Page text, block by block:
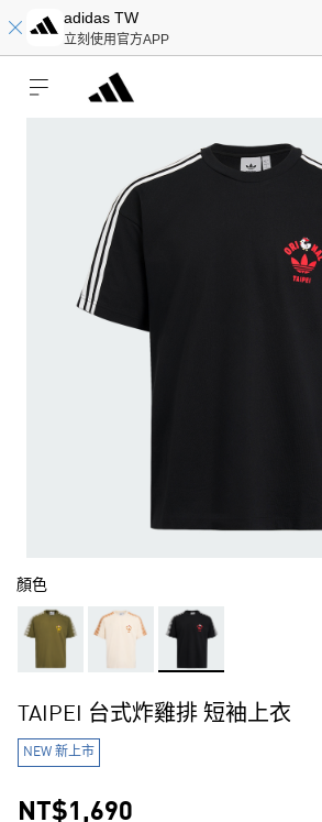
adidas TW
立刻使用官方APP
顏色
TAIPEI 台式炸雞排 短袖上衣
NEW 新上市
NT$1,690